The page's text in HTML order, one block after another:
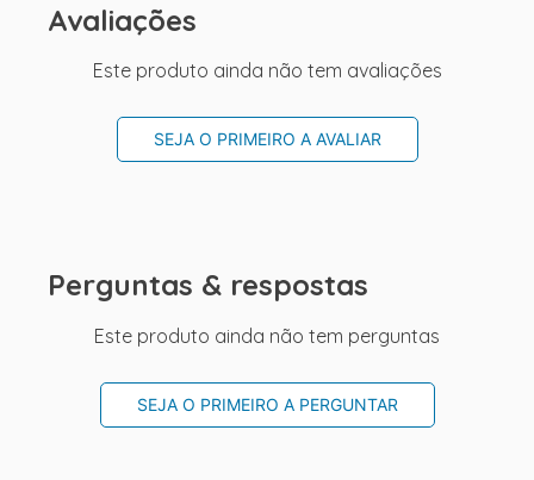
Avaliações
Este produto ainda não tem avaliações
SEJA O PRIMEIRO A AVALIAR
Perguntas & respostas
Este produto ainda não tem perguntas
SEJA O PRIMEIRO A PERGUNTAR